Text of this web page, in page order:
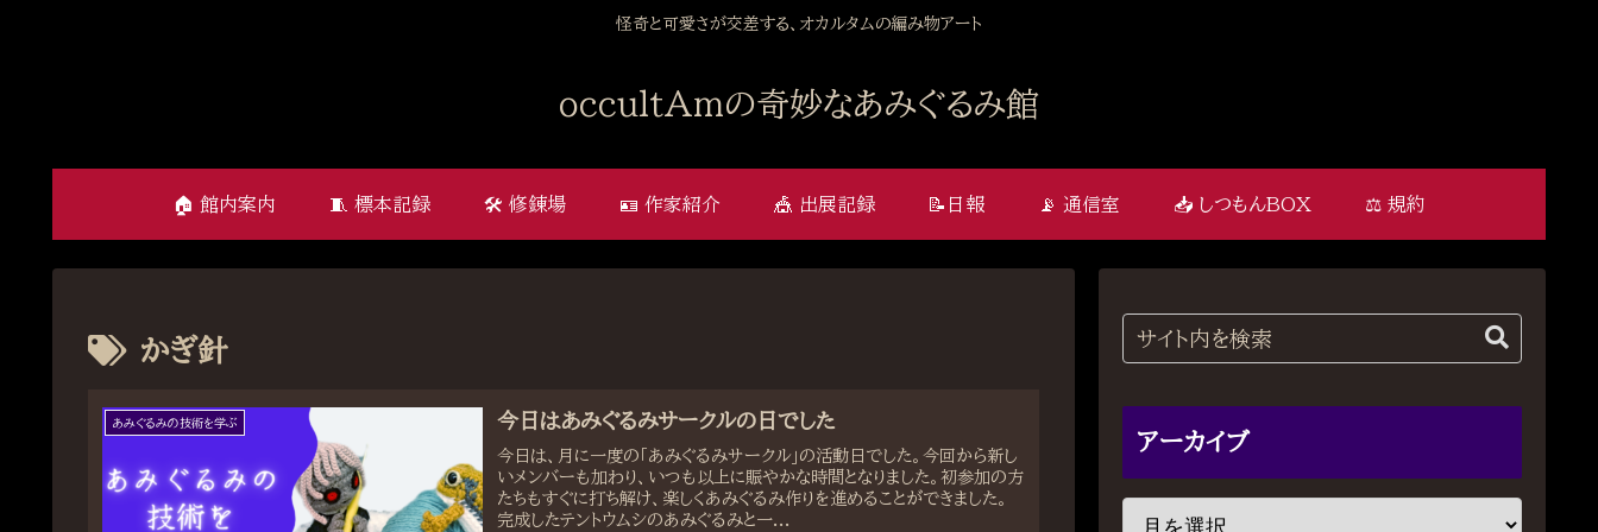
怪奇と可愛さが交差する、オカルタムの編み物アート
occultAmの奇妙なあみぐるみ館
🏠 館内案内 🧵 標本記録 🛠 修錬場 🪪 作家紹介 🎪 出展記録 📝日報 📡 通信室 📥 しつもんBOX ⚖️ 規約
かぎ針
あみぐるみの技術を学ぶ 今日はあみぐるみサークルの日でした
今日は、月に一度の「あみぐるみサークル」の活動日でした。今回から新し
いメンバーも加わり、いつも以上に賑やかな時間となりました。初参加の方
たちもすぐに打ち解け、楽しくあみぐるみ作りを進めることができました。
完成したテントウムシのあみぐるみと一...
アーカイブ